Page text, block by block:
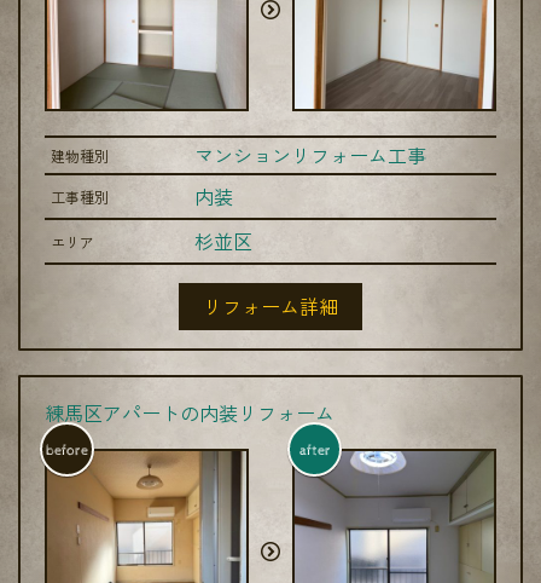
建物種別 マンションリフォーム工事
工事種別 内装
エリア 杉並区
リフォーム詳細
練馬区アパートの内装リフォーム
before after